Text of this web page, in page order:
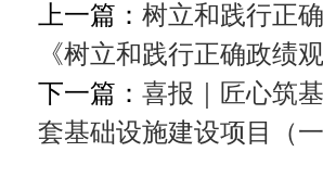
上一篇： 树立和践行正
《树立和践行正确政绩
下一篇： 喜报｜匠心筑
套基础设施建设项目（